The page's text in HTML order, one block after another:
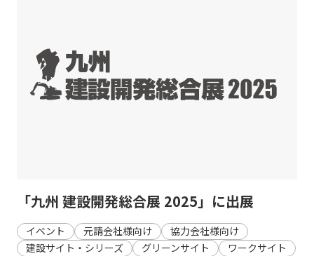
「九州 建設開発総合展 2025」に出展
イベント 元請会社様向け
協力会社様向け
建設サイト・シリーズ
グリーンサイト
ワークサイト